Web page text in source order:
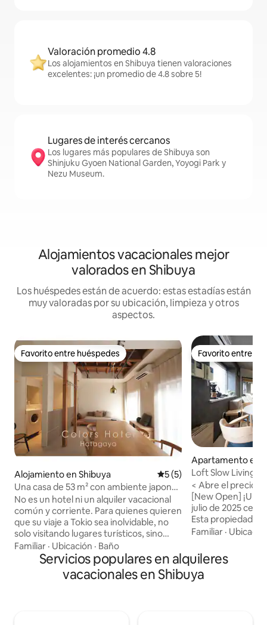
Valoración promedio 4.8
Los alojamientos en Shibuya tienen valoraciones
excelentes: ¡un promedio de 4.8 sobre 5!
Lugares de interés cercanos
Los lugares más populares de Shibuya son
Shinjuku Gyoen National Garden, Yoyogi Park y
Nezu Museum.
Alojamientos vacacionales mejor
valorados en Shibuya
Los huéspedes están de acuerdo: estas estadías están
muy valoradas por su ubicación, limpieza y otros
aspectos.
Favorito entre huéspedes
Favorito entre huéspedes
Alojamiento en Shibuya Calificación promedio: 5
5 (5)
Una casa de 53 m² con ambiente japonés
/ Espacio de alta calidad / A 2 paradas en
tren de Shinjuku / Hatagaya, distrito de
Shibuya / Cerca de la zona comercial
No es un hotel ni un alquiler vacacional
común y corriente. Para quienes quieren
que su viaje a Tokio sea inolvidable, no
solo visitando lugares turísticos, sino
creando recuerdos duraderos con sus
seres queridos. Es un espacio de alta
calidad con comodidades modernas que
conserva un ambiente japonés
Familiar · Ubicación · Baño
Favorito entre
Favorito entre
Apartamento en
Loft Slow Living
min de la estación
< Abre el precio
[New Open] ¡Una
julio de 2025
Esta propiedad
grupos y familias,
«favoritos»! Hay 6 camas en 3
dormitorios, por
pueden alojarse
Familiar ·
Servicios populares en alquileres
vacacionales en Shibuya